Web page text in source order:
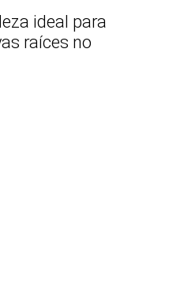
ideal para
raíces no